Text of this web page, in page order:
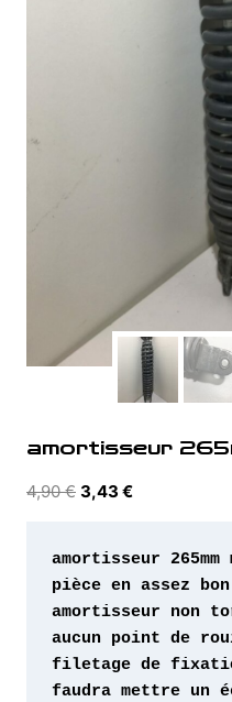
amortisseur
4,90€ Le
était :
4,90 €.
3,43 €Le
est :
3,43 €.
amortisseur 265mm
pièce en assez
amortisseur non
aucun point de
filetage de
faudra mettre un